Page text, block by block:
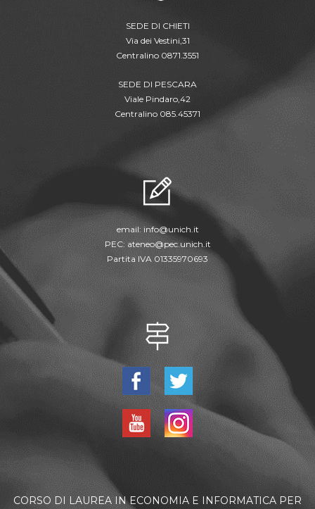
SEDE DI CHIETI
Via dei Vestini,31
Centralino 0871.3551
SEDE DI PESCARA
Viale Pindaro,42
Centralino 085.45371
email: info@unich.it
PEC: ateneo@pec.unich.it
Partita IVA 01335970693
CORSO DI LAUREA IN ECONOMIA E INFORMATICA PER